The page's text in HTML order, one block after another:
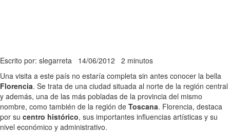
Escrito por: slegarreta 14/06/2012 2 minutos
Una visita a este país no estaría completa sin antes conocer la bella
Florencia. Se trata de una ciudad situada al norte de la región central
y además, una de las más pobladas de la provincia del mismo
nombre, como también de la región de Toscana. Florencia, destaca
por su centro histórico, sus importantes influencias artísticas y su
nivel económico y administrativo.